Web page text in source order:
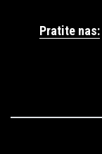
Pratite nas: